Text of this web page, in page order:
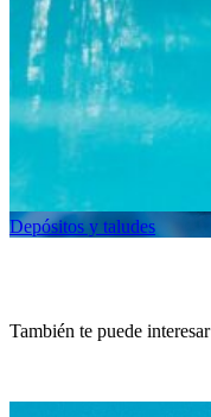
Depósitos y taludes
También te puede interesar